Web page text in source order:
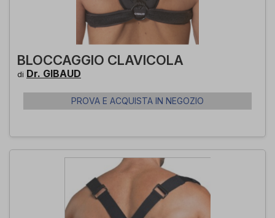
BLOCCAGGIO CLAVICOLA
di Dr. GIBAUD
PROVA E ACQUISTA IN NEGOZIO